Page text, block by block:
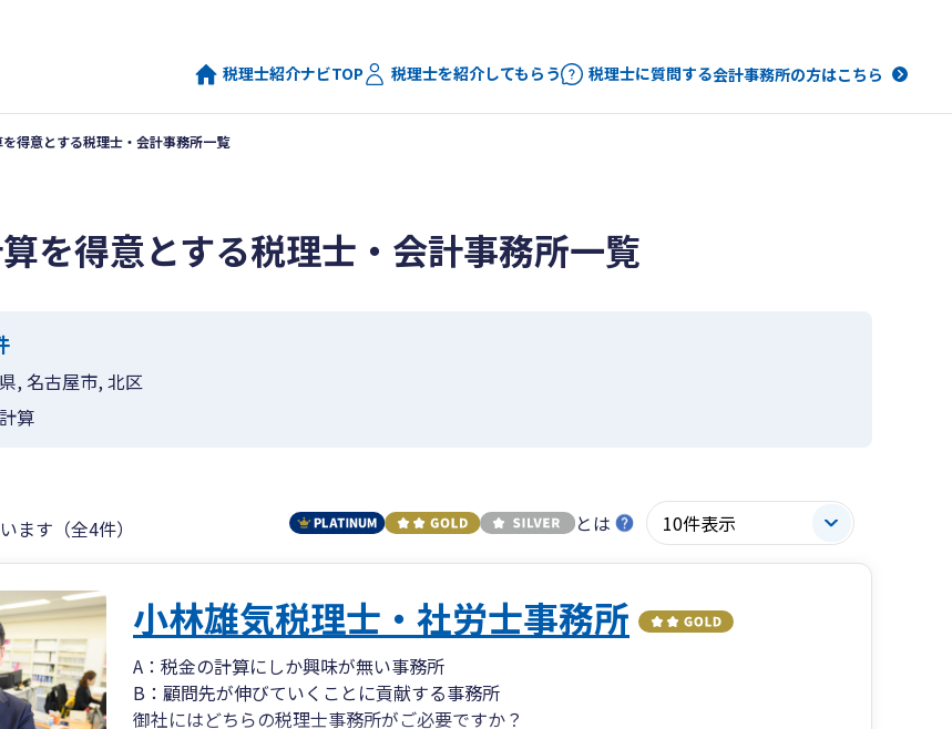
税理士紹介ナビTOP 税理士を紹介してもらう 税理士に質問する会計事務所の方はこちら
得意とする税理士・会計事務所一覧
を得意とする税理士・会計事務所一覧
, 名古屋市, 北区
算
ます（全4件） とは
小林雄気税理士・社労士事務所
A：税金の計算にしか興味が無い事務所
B：顧問先が伸びていくことに貢献する事務所
御社にはどちらの税理士事務所がご必要ですか？